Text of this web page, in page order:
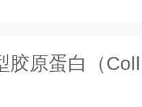
胶原蛋白（